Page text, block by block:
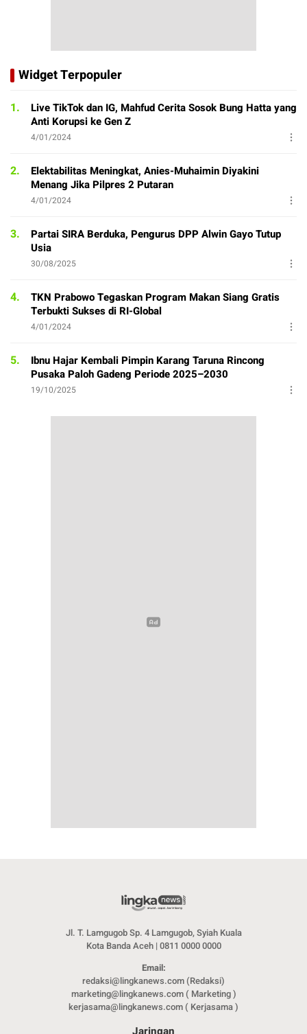
Widget Terpopuler
1.
Live TikTok dan IG, Mahfud Cerita Sosok Bung Hatta yang
Anti Korupsi ke Gen Z
4/01/2024
2.
Elektabilitas Meningkat, Anies-Muhaimin Diyakini
Menang Jika Pilpres 2 Putaran
4/01/2024
3.
Partai SIRA Berduka, Pengurus DPP Alwin Gayo Tutup
Usia
30/08/2025
4.
TKN Prabowo Tegaskan Program Makan Siang Gratis
Terbukti Sukses di RI-Global
4/01/2024
5.
Ibnu Hajar Kembali Pimpin Karang Taruna Rincong
Pusaka Paloh Gadeng Periode 2025–2030
19/10/2025
Jl. T. Lamgugob Sp. 4 Lamgugob, Syiah Kuala
Kota Banda Aceh | 0811 0000 0000
Email:
redaksi@lingkanews.com (Redaksi)
marketing@lingkanews.com ( Marketing )
kerjasama@lingkanews.com ( Kerjasama )